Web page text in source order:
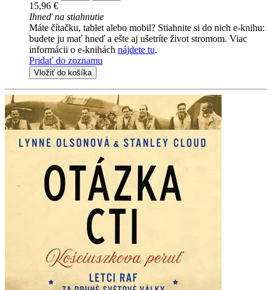
15,96 €
Ihneď na stiahnutie
Máte čítačku, tablet alebo mobil? Stiahnite si do nich e-knihu:
budete ju mať hneď a ešte aj ušetríte život stromom. Viac
informácii o e-knihách nájdete tu.
Pridať do zoznamu
Vložiť do košíka